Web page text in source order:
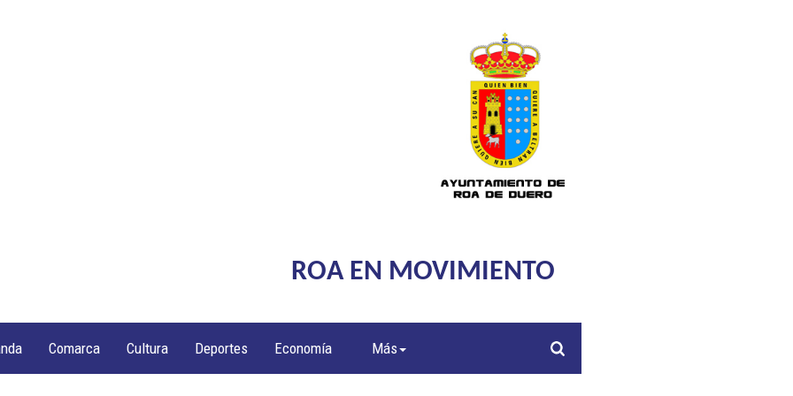
ROA EN MOVIMIENTO
Comarca Cultura Deportes Economía Más